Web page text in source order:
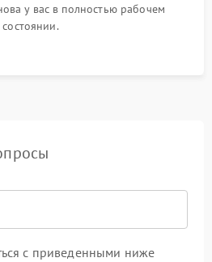
у вас в полностью рабочем
состоянии.
с приведенными ниже